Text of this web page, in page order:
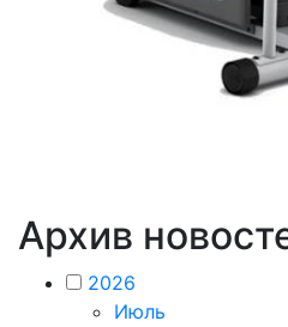
Архив
2026
Июль